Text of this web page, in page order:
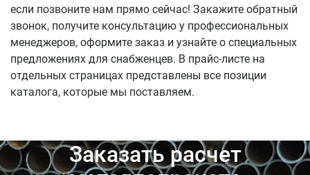
если позвоните нам прямо сейчас! Закажите обратный
звонок, получите консультацию у профессиональных
менеджеров, оформите заказ и узнайте о специальных
предложениях для снабженцев. В прайс-листе на
отдельных страницах представлены все позиции
каталога, которые мы поставляем.
Заказать расчет